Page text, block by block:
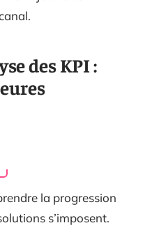
des KPI :
la progression
s’imposent.